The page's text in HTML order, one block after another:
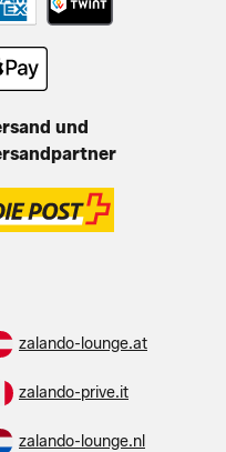
und
zalando-lounge.at
zalando-prive.it
zalando-lounge.nl